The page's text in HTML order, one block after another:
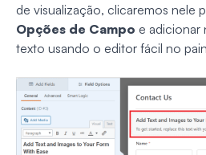
de visualização, clicaremos nele
Opções de Campo e adicionar
texto usando o editor fácil no